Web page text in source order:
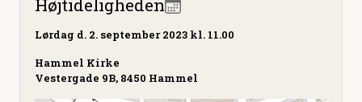
Højtideligheden
Lørdag d. 2. september 2023 kl. 11.00
Hammel Kirke
Vestergade 9B, 8450 Hammel